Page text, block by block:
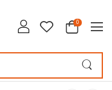
0